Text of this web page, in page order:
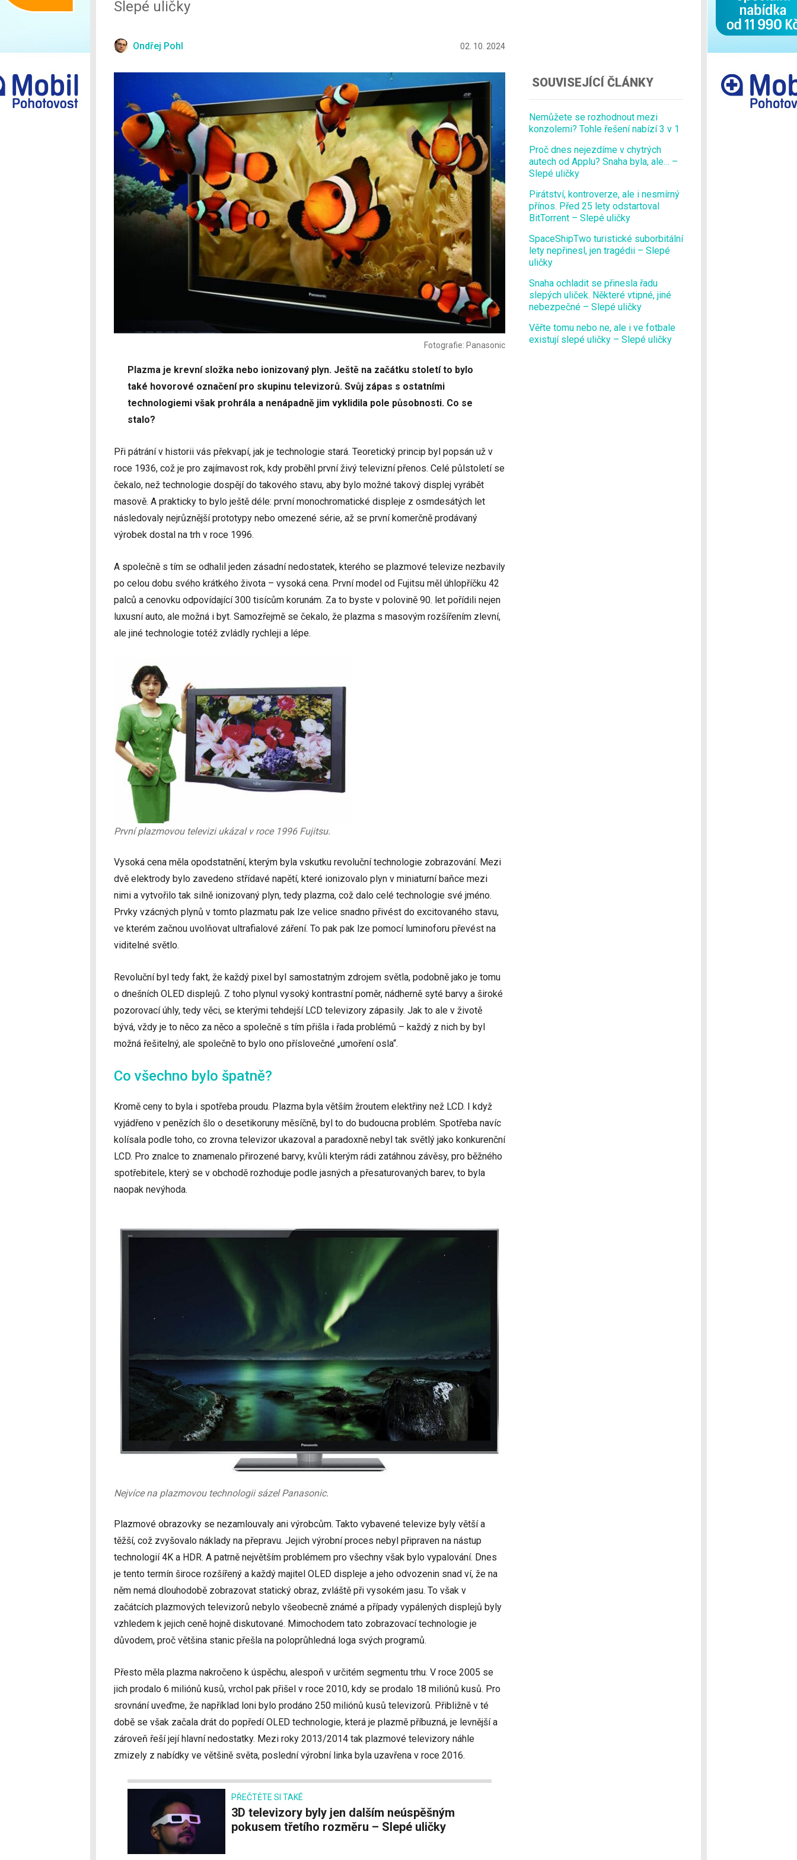
Slepé uličky
Ondřej Pohl 02. 10. 2024
Fotografie: Panasonic
Plazma je krevní složka nebo ionizovaný plyn. Ještě na začátku století to bylo
také hovorové označení pro skupinu televizorů. Svůj zápas s ostatními
technologiemi však prohrála a nenápadně jim vyklidila pole působnosti. Co se
stalo?
Při pátrání v historii vás překvapí, jak je technologie stará. Teoretický princip byl popsán už v
roce 1936, což je pro zajímavost rok, kdy proběhl první živý televizní přenos. Celé půlstoletí se
čekalo, než technologie dospějí do takového stavu, aby bylo možné takový displej vyrábět
masově. A prakticky to bylo ještě déle: první monochromatické displeje z osmdesátých let
následovaly nejrůznější prototypy nebo omezené série, až se první komerčně prodávaný
výrobek dostal na trh v roce 1996.
A společně s tím se odhalil jeden zásadní nedostatek, kterého se plazmové televize nezbavily
po celou dobu svého krátkého života – vysoká cena. První model od Fujitsu měl úhlopříčku 42
palců a cenovku odpovídající 300 tisícům korunám. Za to byste v polovině 90. let pořídili nejen
luxusní auto, ale možná i byt. Samozřejmě se čekalo, že plazma s masovým rozšířením zlevní,
ale jiné technologie totéž zvládly rychleji a lépe.
První plazmovou televizi ukázal v roce 1996 Fujitsu.
Vysoká cena měla opodstatnění, kterým byla vskutku revoluční technologie zobrazování. Mezi
dvě elektrody bylo zavedeno střídavé napětí, které ionizovalo plyn v miniaturní baňce mezi
nimi a vytvořilo tak silně ionizovaný plyn, tedy plazma, což dalo celé technologie své jméno.
Prvky vzácných plynů v tomto plazmatu pak lze velice snadno přivést do excitovaného stavu,
ve kterém začnou uvolňovat ultrafialové záření. To pak pak lze pomocí luminoforu převést na
viditelné světlo.
Revoluční byl tedy fakt, že každý pixel byl samostatným zdrojem světla, podobně jako je tomu
o dnešních OLED displejů. Z toho plynul vysoký kontrastní poměr, nádherně syté barvy a široké
pozorovací úhly, tedy věci, se kterými tehdejší LCD televizory zápasily. Jak to ale v životě
bývá, vždy je to něco za něco a společně s tím přišla i řada problémů – každý z nich by byl
možná řešitelný, ale společně to bylo ono příslovečné „umoření osla“.
Co všechno bylo špatně?
Kromě ceny to byla i spotřeba proudu. Plazma byla větším žroutem elektřiny než LCD. I když
vyjádřeno v penězích šlo o desetikoruny měsíčně, byl to do budoucna problém. Spotřeba navíc
kolísala podle toho, co zrovna televizor ukazoval a paradoxně nebyl tak světlý jako konkurenční
LCD. Pro znalce to znamenalo přirozené barvy, kvůli kterým rádi zatáhnou závěsy, pro běžného
spotřebitele, který se v obchodě rozhoduje podle jasných a přesaturovaných barev, to byla
naopak nevýhoda.
Nejvíce na plazmovou technologii sázel Panasonic.
Plazmové obrazovky se nezamlouvaly ani výrobcům. Takto vybavené televize byly větší a
těžší, což zvyšovalo náklady na přepravu. Jejich výrobní proces nebyl připraven na nástup
technologií 4K a HDR. A patrně největším problémem pro všechny však bylo vypalování. Dnes
je tento termín široce rozšířený a každý majitel OLED displeje a jeho odvozenin snad ví, že na
něm nemá dlouhodobě zobrazovat statický obraz, zvláště při vysokém jasu. To však v
začátcích plazmových televizorů nebylo všeobecně známé a případy vypálených displejů byly
vzhledem k jejich ceně hojně diskutované. Mimochodem tato zobrazovací technologie je
důvodem, proč většina stanic přešla na poloprůhledná loga svých programů.
Přesto měla plazma nakročeno k úspěchu, alespoň v určitém segmentu trhu. V roce 2005 se
jich prodalo 6 miliónů kusů, vrchol pak přišel v roce 2010, kdy se prodalo 18 miliónů kusů. Pro
srovnání uveďme, že například loni bylo prodáno 250 miliónů kusů televizorů. Přibližně v té
době se však začala drát do popředí OLED technologie, která je plazmě příbuzná, je levnější a
zároveň řeší její hlavní nedostatky. Mezi roky 2013/2014 tak plazmové televizory náhle
zmizely z nabídky ve většině světa, poslední výrobní linka byla uzavřena v roce 2016.
PŘEČTĚTE SI TAKÉ
3D televizory byly jen dalším neúspěšným
pokusem třetího rozměru – Slepé uličky
SOUVISEJÍCÍ ČLÁNKY
Nemůžete se rozhodnout mezi
konzolemi? Tohle řešení nabízí 3 v 1
Proč dnes nejezdíme v chytrých
autech od Applu? Snaha byla, ale… –
Slepé uličky
Pirátství, kontroverze, ale i nesmírný
přínos. Před 25 lety odstartoval
BitTorrent – Slepé uličky
SpaceShipTwo turistické suborbitální
lety nepřinesl, jen tragédii – Slepé
uličky
Snaha ochladit se přinesla řadu
slepých uliček. Některé vtipné, jiné
nebezpečné – Slepé uličky
Věřte tomu nebo ne, ale i ve fotbale
existují slepé uličky – Slepé uličky